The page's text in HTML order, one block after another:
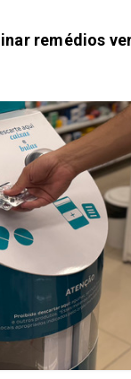
remédios